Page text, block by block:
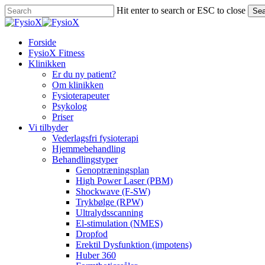
Skip
to
main
content
Hit enter to search or ESC to close
Close
Menu
Forside
FysioX Fitness
Klinikken
Er du ny patient?
Om klinikken
Fysioterapeuter
Psykolog
Priser
Vi tilbyder
Vederlagsfri fysioterapi
Hjemmebehandling
Behandlingstyper
Genoptræningsplan
High Power Laser (PBM)
Shockwave (F-SW)
Trykbølge (RPW)
Ultralydsscanning
El-stimulation (NMES)
Dropfod
Erektil Dysfunktion (impotens)
Huber 360